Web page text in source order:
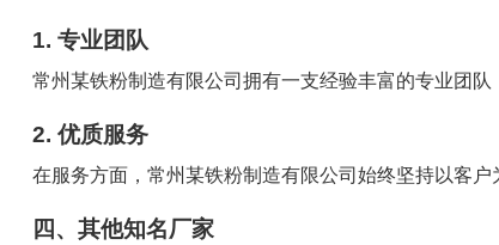
1. 专业团队
常州某铁粉制造有限公司拥有一支经验丰富的专业团
2. 优质服务
在服务方面，常州某铁粉制造有限公司始终坚持以客
四、其他知名厂家